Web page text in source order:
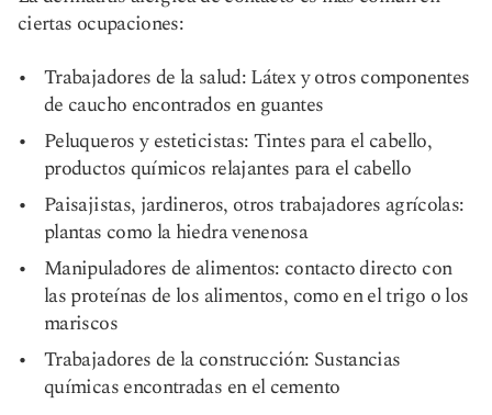
ciertas ocupaciones:
Trabajadores de la salud: Látex y otros componentes
de caucho encontrados en guantes
Peluqueros y esteticistas: Tintes para el cabello,
productos químicos relajantes para el cabello
Paisajistas, jardineros, otros trabajadores agrícolas:
plantas como la hiedra venenosa
Manipuladores de alimentos: contacto directo con
las proteínas de los alimentos, como en el trigo o los
mariscos
Trabajadores de la construcción: Sustancias
químicas encontradas en el cemento